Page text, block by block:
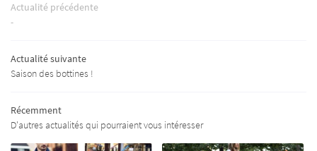
ACCUEIL
ET MAROQUINERIE
PRODUITS
Actualité précédente
-
Actualité suivante
Saison des bottines !
Récemment
D'autres actualités qui pourraient vous intéresser